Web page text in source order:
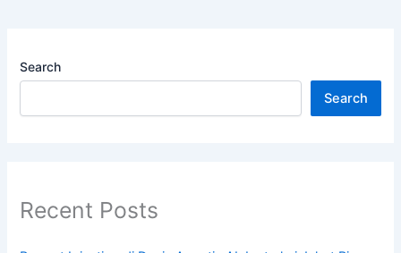
Search
Search
Recent Posts